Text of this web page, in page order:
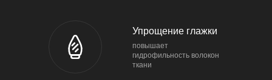
Упрощение глажки
повышает
гидрофильность волокон
ткани